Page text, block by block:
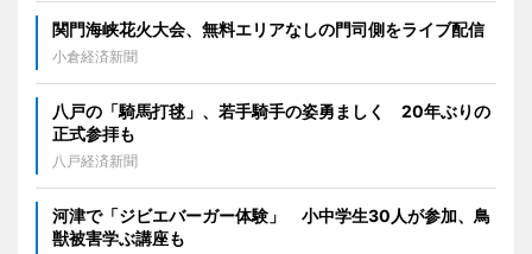
関門海峡花火大会、無料エリアなしの門司側をライブ配信
小倉経済新聞
八戸の「騎馬打毬」、若手騎手の姿勇ましく 20年ぶりの
正式参拝も
八戸経済新聞
河津で「ジビエバーガー体験」 小中学生30人が参加、鳥
獣被害学ぶ講座も